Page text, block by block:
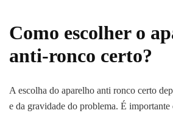
Como escolher o
anti-ronco certo?
A escolha do aparelho anti ronco certo
e da gravidade do problema. É